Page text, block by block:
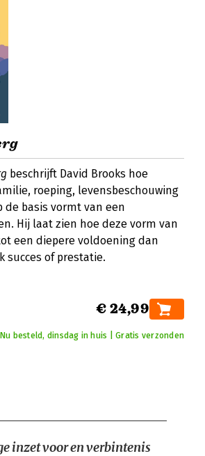
beschrijft David Brooks hoe
roeping, levensbeschouwing
de basis vormt van een
Hij laat zien hoe deze vorm van
een diepere voldoening dan
succes of prestatie.
€ 24,99
besteld, dinsdag in huis | Gratis verzonden
inzet voor en verbintenis